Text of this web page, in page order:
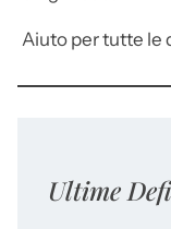
Aiuto per tutte le
Ultime